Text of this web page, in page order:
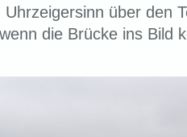
über den
die Brücke ins Bild